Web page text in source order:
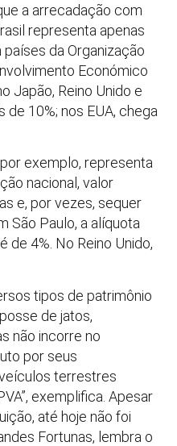
a arrecadação com
representa apenas
da Organização
Económico
Japão, Reino Unido e
de 10%; nos EUA, chega
exemplo, representa
nacional, valor
e, por vezes, sequer
São Paulo, a alíquota
de 4%. No Reino Unido,
tipos de patrimônio
de jatos,
não incorre no
por seus
terrestres
exemplifica. Apesar
até hoje não foi
Fortunas, lembra o